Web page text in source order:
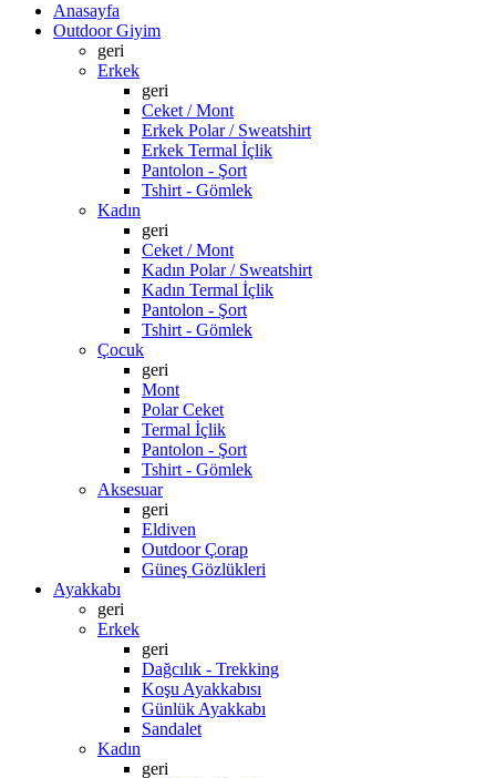
Anasayfa
Outdoor Giyim
geri
Erkek
geri
Ceket / Mont
Erkek Polar / Sweatshirt
Erkek Termal İçlik
Pantolon - Şort
Tshirt - Gömlek
Kadın
geri
Ceket / Mont
Kadın Polar / Sweatshirt
Kadın Termal İçlik
Pantolon - Şort
Tshirt - Gömlek
Çocuk
geri
Mont
Polar Ceket
Termal İçlik
Pantolon - Şort
Tshirt - Gömlek
Aksesuar
geri
Eldiven
Outdoor Çorap
Güneş Gözlükleri
Ayakkabı
geri
Erkek
geri
Dağcılık - Trekking
Koşu Ayakkabısı
Günlük Ayakkabı
Sandalet
Kadın
geri